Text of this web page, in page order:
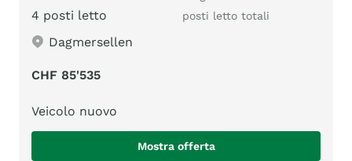
4 posti letto posti letto totali
Dagmersellen
CHF 85'535
Veicolo nuovo
Mostra offerta